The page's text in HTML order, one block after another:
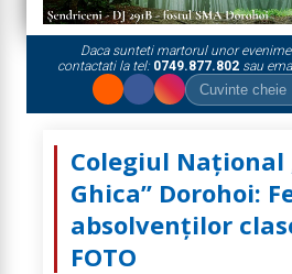
Daca sunteti martorul unor
contactati la tel: 0749.877.802sau
Colegiul Național
Ghica” Dorohoi:
absolvenților
FOTO